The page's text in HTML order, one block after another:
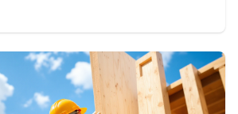
gestion énergétique et spatiale
des améliorations en matière
maintenance préventive grâce à
durée de vie des structures et
des ressources.